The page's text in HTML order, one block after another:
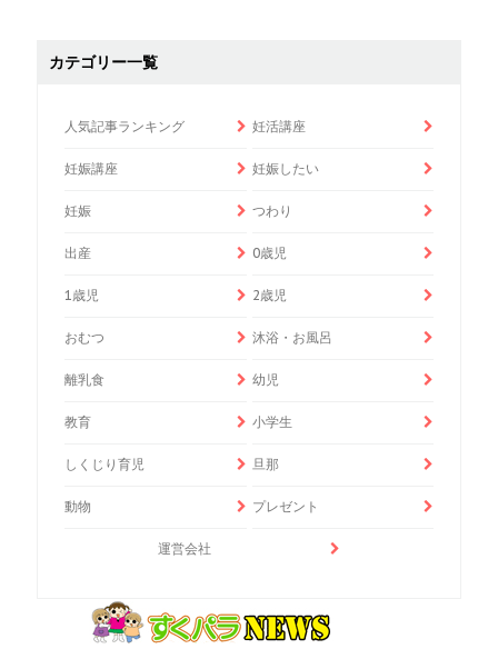
カテゴリー一覧
人気記事ランキング 妊活講座
妊娠講座 妊娠したい
妊娠 つわり
出産 0歳児
1歳児 2歳児
おむつ 沐浴・お風呂
離乳食 幼児
教育 小学生
しくじり育児 旦那
動物 プレゼント
運営会社